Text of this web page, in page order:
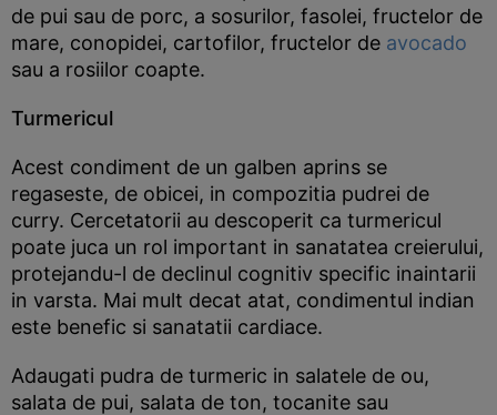
de pui sau de porc, a sosurilor, fasolei, fructelor de
mare, conopidei, cartofilor, fructelor de avocado
sau a rosiilor coapte.
Turmericul
Acest condiment de un galben aprins se
regaseste, de obicei, in compozitia pudrei de
curry. Cercetatorii au descoperit ca turmericul
poate juca un rol important in sanatatea creierului,
protejandu-l de declinul cognitiv specific inaintarii
in varsta. Mai mult decat atat, condimentul indian
este benefic si sanatatii cardiace.
Adaugati pudra de turmeric in salatele de ou,
salata de pui, salata de ton, tocanite sau